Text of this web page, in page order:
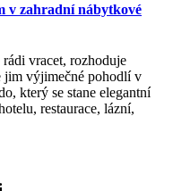
v zahradní nábytkové
vracet, rozhoduje
jim výjimečné pohodlí v
který se stane elegantní
restaurace, lázní,